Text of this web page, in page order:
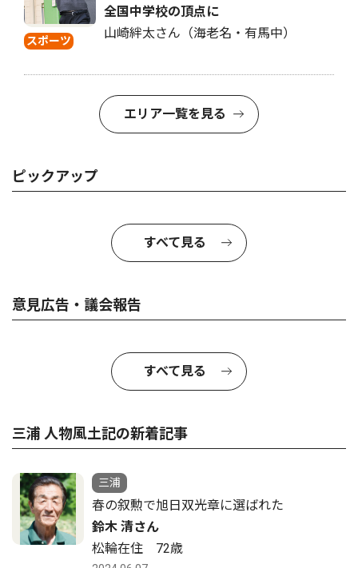
スポーツ
全国中学校の頂点に
山崎絆太さん（海老名・有馬中）
エリア一覧を見る
ピックアップ
すべて見る
意見広告・議会報告
すべて見る
三浦 人物風土記の新着記事
三浦
春の叙勲で旭日双光章に選ばれた
鈴木 清さん
松輪在住 72歳